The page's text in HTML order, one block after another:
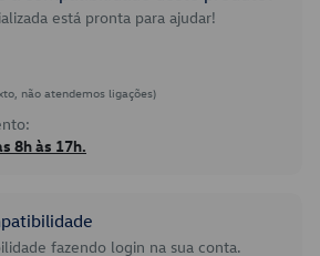
está pronta para ajudar!
não atendemos ligações)
8h às 17h.
fazendo login na sua conta.